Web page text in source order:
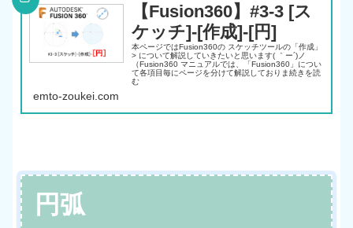
【Fusion360】#3-3 [ス
ケッチ]-[作成]-[円]
本ページではFusion360の スケッチツールの「作成」
> について解説していきたいと思います( ｀ー´)ノ
（Fusion360 マニュアルでは、「Fusion360」につい
て各項目毎にページを分けて解説しておりま続きを読
む
emto-zoukei.com
円弧